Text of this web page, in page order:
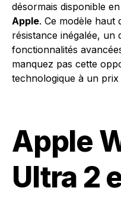
désormais disponible
Apple. Ce modèle haut
résistance inégalée, un
fonctionnalités
manquez pas cette
technologique à un prix
Apple
Ultra 2